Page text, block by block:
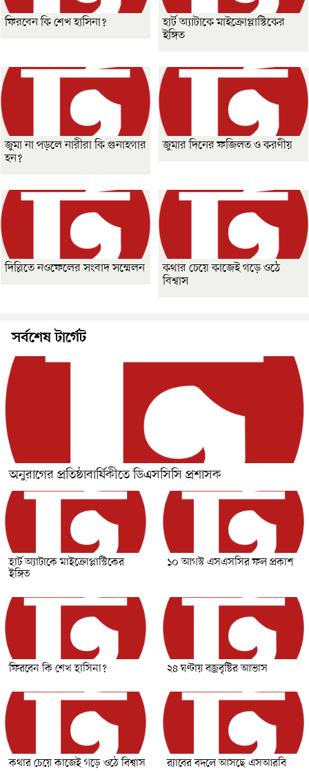
ফিরবেন কি শেখ হাসিনা?
হার্ট অ্যাটাকে মাইক্রোপ্লাস্টিকের
ইঙ্গিত
জুমা না পড়লে নারীরা কি গুনাহগার
হন?
জুমার দিনের ফজিলত ও করণীয়
দিল্লিতে নওফেলের সংবাদ সম্মেলন
কথার চেয়ে কাজেই গড়ে ওঠে
বিশ্বাস
সর্বশেষ টার্গেট
অনুরাগের প্রতিষ্ঠাবার্ষিকীতে ডিএসসিসি প্রশাসক
হার্ট অ্যাটাকে মাইক্রোপ্লাস্টিকের
ইঙ্গিত
১০ আগস্ট এসএসসির ফল প্রকাশ
ফিরবেন কি শেখ হাসিনা? ২৪ ঘণ্টায় বজ্রবৃষ্টির আভাস
কথার চেয়ে কাজেই গড়ে ওঠে বিশ্বাস র‍্যাবের বদলে আসছে এসআরবি